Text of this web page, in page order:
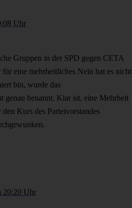
Uhr
Gruppen in der SPD gegen CETA
für eine mehrheitliches Nein hat es nicht
bin, wurde das
genau benannt. Klar ist, eine Mehrheit
Kurs des Parteivorstandes
20:20 Uhr